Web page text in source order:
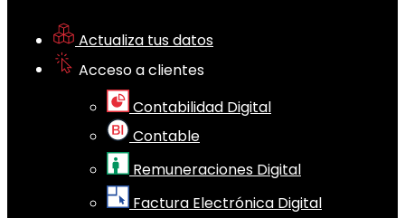
Actualiza tus datos
Acceso a clientes
Contabilidad Digital
Contable
Remuneraciones Digital
Factura Electrónica Digital